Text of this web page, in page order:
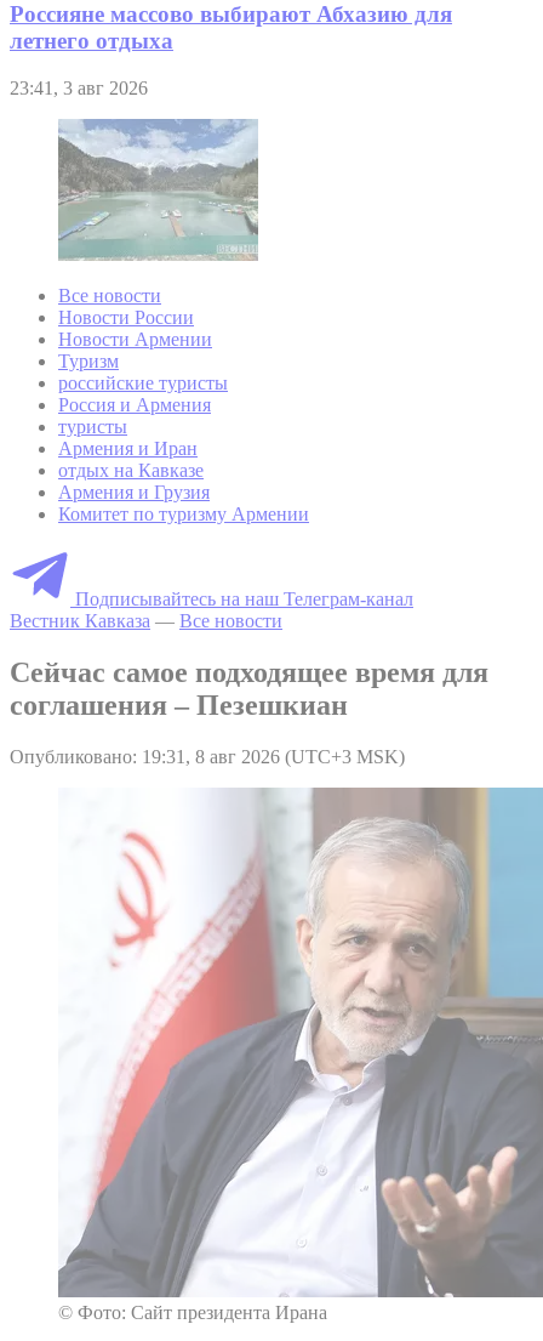
Россияне массово выбирают Абхазию для
летнего отдыха
23:41, 3 авг 2026
Все новости
Новости России
Новости Армении
Туризм
российские туристы
Россия и Армения
туристы
Армения и Иран
отдых на Кавказе
Армения и Грузия
Комитет по туризму Армении
Подписывайтесь на наш Телеграм-канал
Вестник Кавказа — Все новости
Сейчас самое подходящее время для
соглашения – Пезешкиан
Опубликовано: 19:31, 8 авг 2026 (UTC+3 MSK)
© Фото: Сайт президента Ирана